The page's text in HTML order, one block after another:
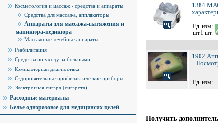
Косметология и массаж - средства и аппараты
Средства для массажа, аппликаторы
Аппараты для массажа-вытяжения и
маникюра-педикюра
Массажные лечебные аппараты
Реабилитация
Средства по уходу за больными
Компьютерная диагностика
Оздоровительные профилактические приборы
Электронная сигара (сигарета)
Расходные материалы
Белье одноразовое для медицинсих целей
1384
Ед. изм:
шт.1 шт.
1902
Ед. изм:
Получить